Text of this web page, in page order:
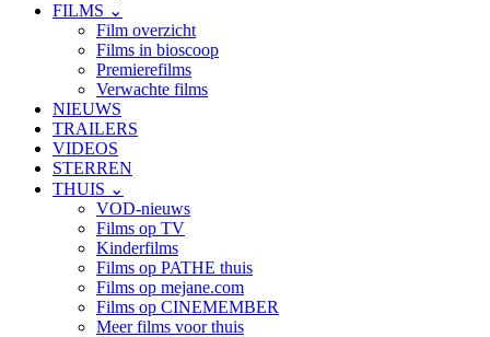
FILMS ⌄
Film overzicht
Films in bioscoop
Premierefilms
Verwachte films
NIEUWS
TRAILERS
VIDEOS
STERREN
THUIS ⌄
VOD-nieuws
Films op TV
Kinderfilms
Films op PATHE thuis
Films op mejane.com
Films op CINEMEMBER
Meer films voor thuis